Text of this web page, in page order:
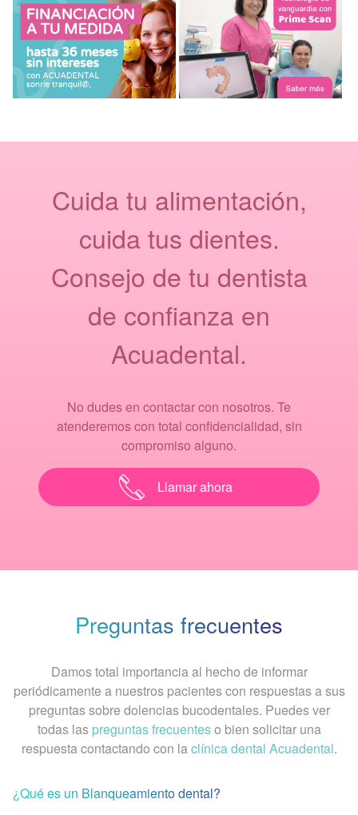
Cuida tu alimentación,
cuida tus dientes.
Consejo de tu dentista
de confianza en
Acuadental.
No dudes en contactar con nosotros. Te
atenderemos con total confidencialidad, sin
compromiso alguno.
Llamar ahora
Preguntas frecuentes
Damos total importancia al hecho de informar
periódicamente a nuestros pacientes con respuestas a sus
preguntas sobre dolencias bucodentales. Puedes ver
todas las preguntas frecuenteso bien solicitar una
respuesta contactando con laclínica dental Acuadental.
¿Qué es un Blanqueamiento dental?